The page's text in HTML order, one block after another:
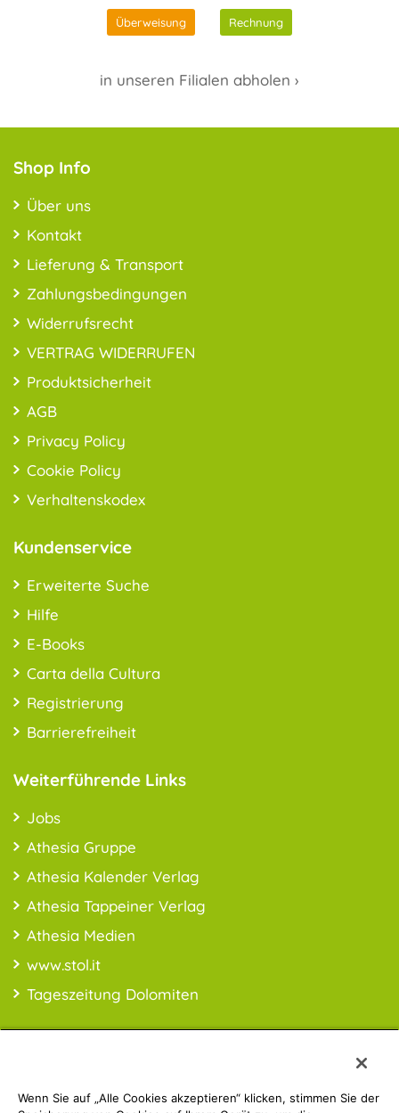
Überweisung Rechnung
in unseren Filialen abholen ›
Shop Info
Über uns
Kontakt
Lieferung & Transport
Zahlungsbedingungen
Widerrufsrecht
VERTRAG WIDERRUFEN
Produktsicherheit
AGB
Privacy Policy
Cookie Policy
Verhaltenskodex
Kundenservice
Erweiterte Suche
Hilfe
E-Books
Carta della Cultura
Registrierung
Barrierefreiheit
Weiterführende Links
Jobs
Athesia Gruppe
Athesia Kalender Verlag
Athesia Tappeiner Verlag
Athesia Medien
www.stol.it
Tageszeitung Dolomiten
PREISINFO:* Alle Preise inkl. MwSt., ggfl. zzgl. Versandkosten
Wenn Sie auf „Alle Cookies akzeptieren“ klicken, stimmen Sie der